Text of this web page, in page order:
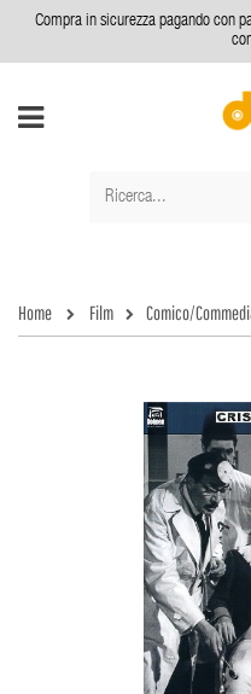
Compra in sicurezza pagando con
Home Film Comico/